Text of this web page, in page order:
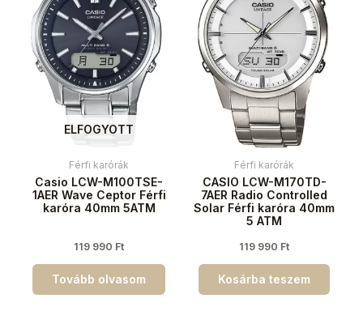
ELFOGYOTT
Férfi karórák
Casio LCW-M100TSE-
1AER Wave Ceptor Férfi
karóra 40mm 5ATM
119 990 Ft
Tovább olvasom
Férfi karórák
CASIO LCW-M170TD-
7AER Radio Controlled
Solar Férfi karóra 40mm
5 ATM
119 990 Ft
Kosárba teszem